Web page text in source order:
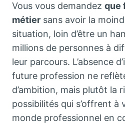
Vous vous demandez que
métier sans avoir la
situation, loin d’être un
millions de personnes à
leur parcours. L’absence
future profession ne
d’ambition, mais plutôt la
possibilités qui s’offrent à
monde professionnel en